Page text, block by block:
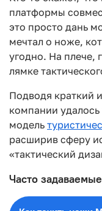
платформы
это просто дань
мечтал о ноже,
угодно. На плече,
лямке
Подводя краткий
компании
модель
расширив сферу
«тактический
Часто